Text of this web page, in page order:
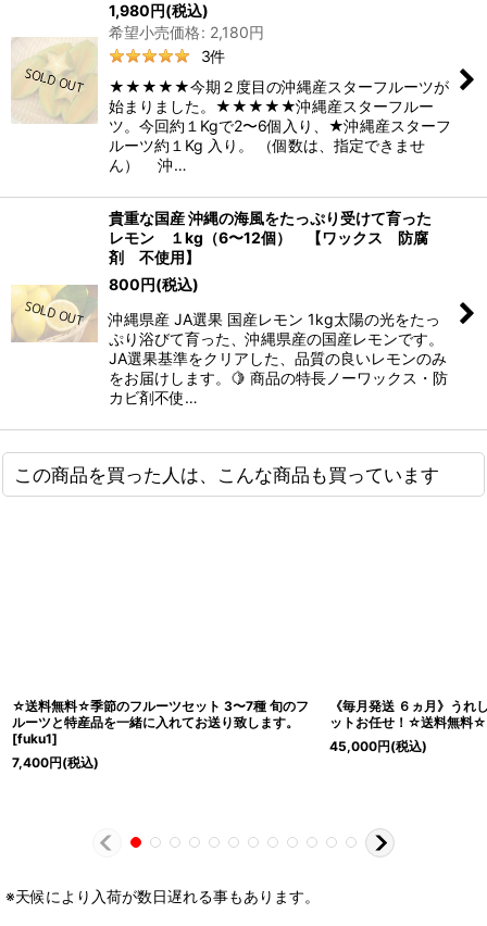
1,980円(税込)
希望小売価格: 2,180円
3件
★★★★★今期２度目の沖縄産スターフルーツが
始まりました。★★★★★沖縄産スターフルー
ツ。今回約１Kgで2〜6個入り、★沖縄産スターフ
ルーツ約１Kg 入り。 （個数は、指定できませ
ん） 沖…
貴重な国産 沖縄の海風をたっぷり受けて育った
レモン １kg（6〜12個） 【ワックス 防腐
剤 不使用】
800円(税込)
沖縄県産 JA選果 国産レモン 1kg太陽の光をたっ
ぷり浴びて育った、沖縄県産の国産レモンです。
JA選果基準をクリアした、品質の良いレモンのみ
をお届けします。🍋 商品の特長ノーワックス・防
カビ剤不使…
この商品を買った人は、こんな商品も買っています
☆送料無料☆季節のフルーツセット 3〜7種 旬のフ
ルーツと特産品を一緒に入れてお送り致します。
[fuku1]
7,400円(税込)
《毎月発送 ６ヵ月》うれ
ットお任せ！☆送料無料☆
45,000円(税込)
※天候により入荷が数日遅れる事もあります。